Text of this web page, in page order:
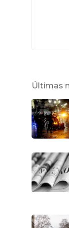
Últimas